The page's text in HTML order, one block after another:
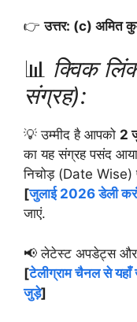
👉उत्तर: (c) अमित
📊 क्विक
संग्रह):
💡 उम्मीद है आपको 2
का यह संग्रह पसंद आया
निचोड़ (Date Wise)
[जुलाई 2026 डेली
जाएं.
📢 लेटेस्ट अपडेट्स और
[टेलीग्राम चैनल से
जुड़े]